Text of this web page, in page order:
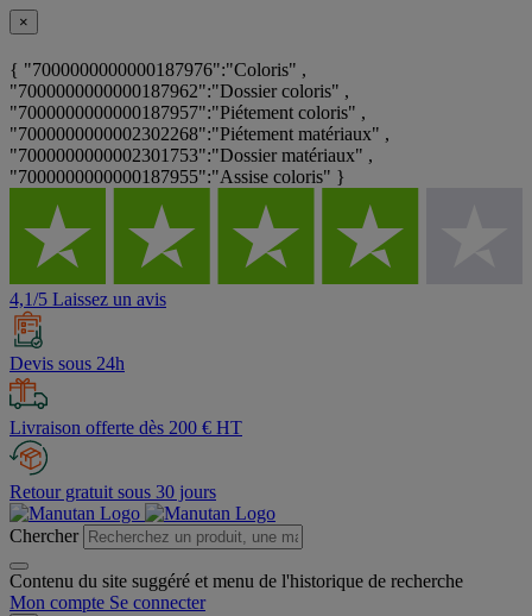
×
{ "7000000000000187976":"Coloris" ,
"7000000000000187962":"Dossier coloris" ,
"7000000000000187957":"Piétement coloris" ,
"7000000000002302268":"Piétement matériaux" ,
"7000000000002301753":"Dossier matériaux" ,
"7000000000000187955":"Assise coloris" }
4,1/5 Laissez un avis
Devis sous 24h
Livraison offerte dès 200 € HT
Retour gratuit sous 30 jours
Chercher
Contenu du site suggéré et menu de l'historique de recherche
Mon compte Se connecter